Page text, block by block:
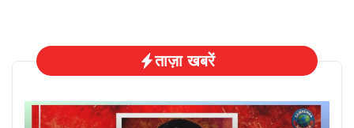
ताज़ा खबरें